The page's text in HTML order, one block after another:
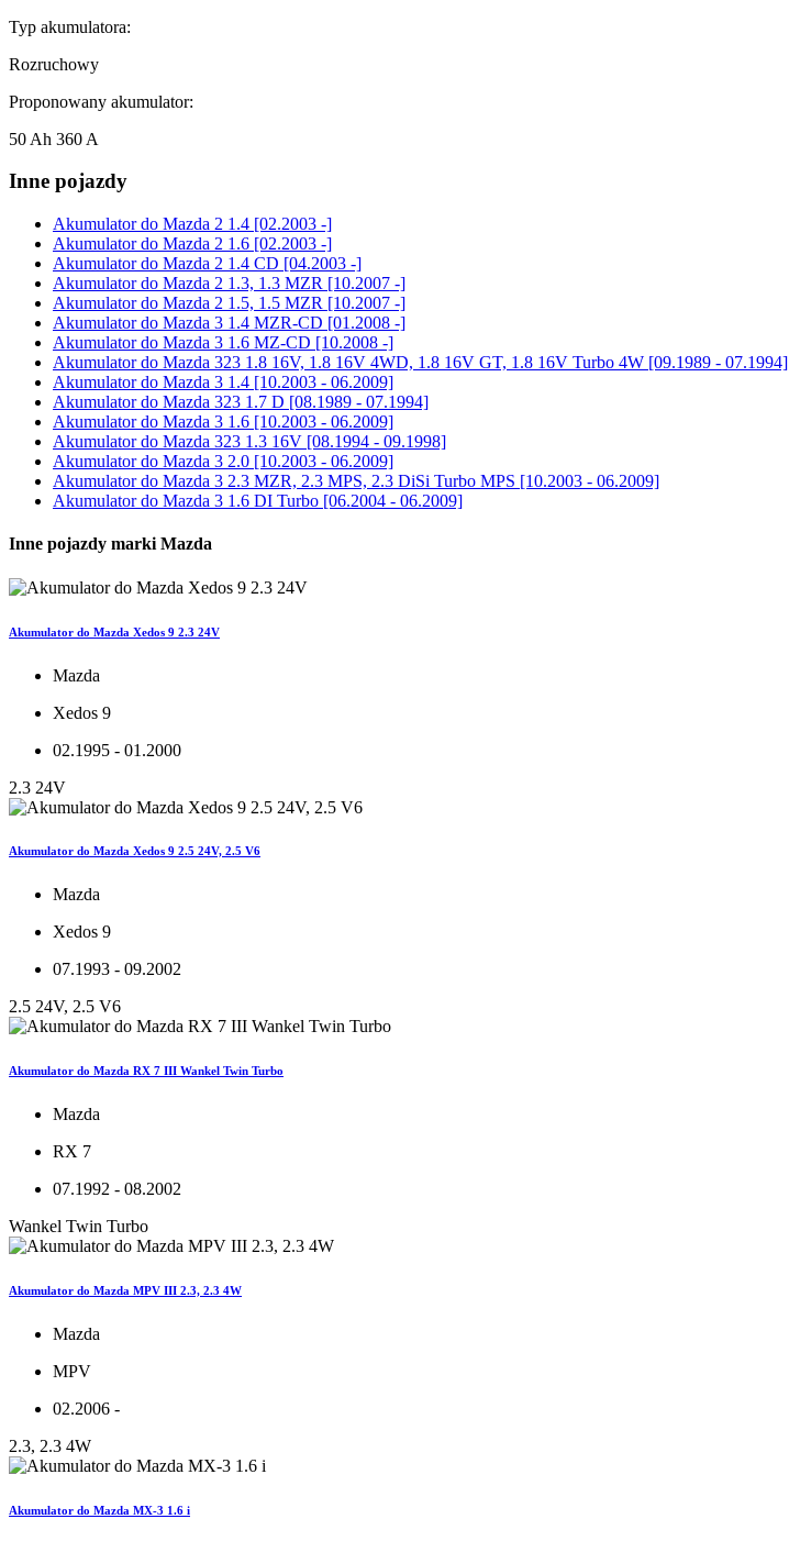
Typ akumulatora:
Rozruchowy
Proponowany akumulator:
50 Ah 360 A
Inne pojazdy
Akumulator do Mazda 2 1.4 [02.2003 -]
Akumulator do Mazda 2 1.6 [02.2003 -]
Akumulator do Mazda 2 1.4 CD [04.2003 -]
Akumulator do Mazda 2 1.3, 1.3 MZR [10.2007 -]
Akumulator do Mazda 2 1.5, 1.5 MZR [10.2007 -]
Akumulator do Mazda 3 1.4 MZR-CD [01.2008 -]
Akumulator do Mazda 3 1.6 MZ-CD [10.2008 -]
Akumulator do Mazda 323 1.8 16V, 1.8 16V 4WD, 1.8 16V GT, 1.8 16V Turbo 4W [09.1989 - 07.1994]
Akumulator do Mazda 3 1.4 [10.2003 - 06.2009]
Akumulator do Mazda 323 1.7 D [08.1989 - 07.1994]
Akumulator do Mazda 3 1.6 [10.2003 - 06.2009]
Akumulator do Mazda 323 1.3 16V [08.1994 - 09.1998]
Akumulator do Mazda 3 2.0 [10.2003 - 06.2009]
Akumulator do Mazda 3 2.3 MZR, 2.3 MPS, 2.3 DiSi Turbo MPS [10.2003 - 06.2009]
Akumulator do Mazda 3 1.6 DI Turbo [06.2004 - 06.2009]
Inne pojazdy marki Mazda
Akumulator do Mazda Xedos 9 2.3 24V
Mazda
Xedos 9
02.1995 - 01.2000
2.3 24V
Akumulator do Mazda Xedos 9 2.5 24V, 2.5 V6
Mazda
Xedos 9
07.1993 - 09.2002
2.5 24V, 2.5 V6
Akumulator do Mazda RX 7 III Wankel Twin Turbo
Mazda
RX 7
07.1992 - 08.2002
Wankel Twin Turbo
Akumulator do Mazda MPV III 2.3, 2.3 4W
Mazda
MPV
02.2006 -
2.3, 2.3 4W
Akumulator do Mazda MX-3 1.6 i